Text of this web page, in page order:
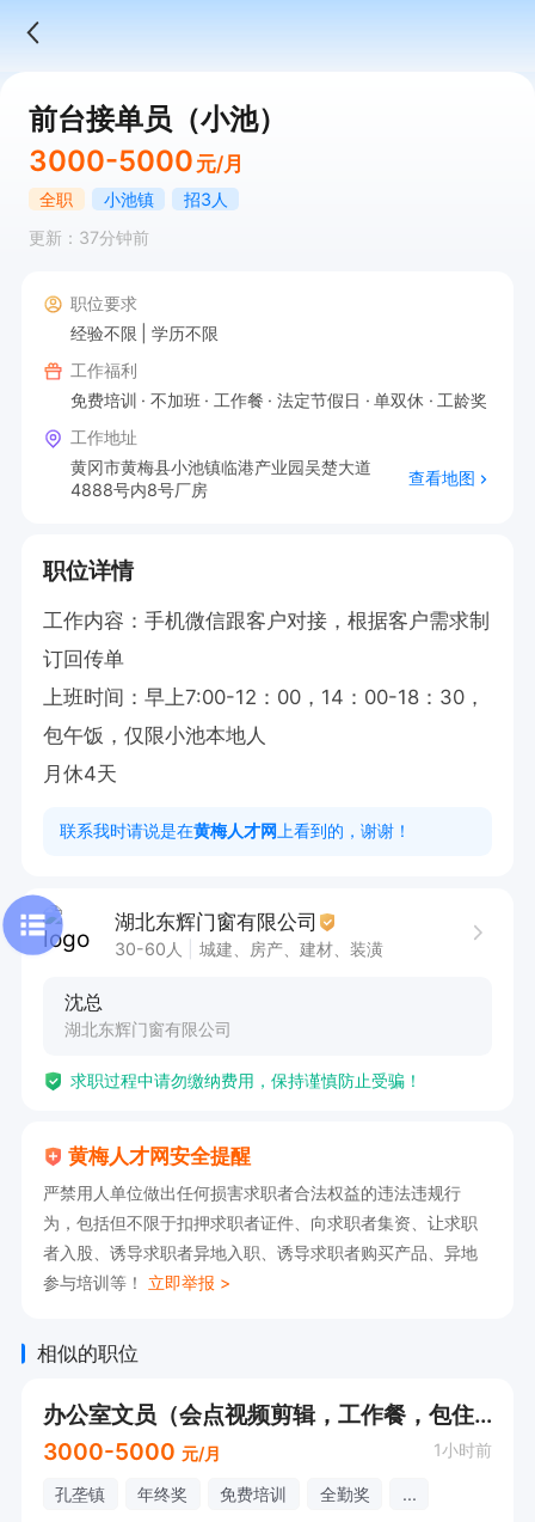
前台接单员（小池）
3000-5000 元/月
全职 小池镇
招3人
更新：37分钟前
职位要求
经验不限
学历不限
工作福利
免费培训
不加班 工作餐 法定节假日 单双休
工龄奖
工作地址
黄冈市黄梅县小池镇临港产业园吴楚大道
4888号内8号厂房
查看地图
职位详情
工作内容：手机微信跟客户对接，根据客户需求制
订回传单
上班时间：早上7:00-12：00，14：00-18：30，
包午饭，仅限小池本地人
月休4天
联系我时请说是在黄梅人才网 上看到的，谢谢！
湖北东辉门窗有限公司
30-60人 城建、房产、建材、装潢
沈总
湖北东辉门窗有限公司
求职过程中请勿缴纳费用，保持谨慎防止受骗！
黄梅人才网安全提醒
严禁用人单位做出任何损害求职者合法权益的违法违规行
为，包括但不限于扣押求职者证件、向求职者集资、让求职
者入股、诱导求职者异地入职、诱导求职者购买产品、异地
参与培训等！ 立即举报 >
相似的职位
办公室文员（会点视频剪辑，工作餐，包住）
3000-5000 元/月 1小时前
孔垄镇 年终奖 免费培训 全勤奖 ...